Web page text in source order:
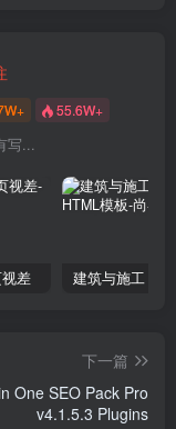
55.6W+
写...
差
下一篇
One SEO Pack Pro
v4.1.5.3 Plugins